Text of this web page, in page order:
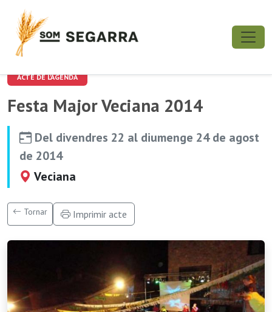
ACTE DE L'AGENDA
Festa Major Veciana 2014
Del divendres 22 al diumenge 24 de agost
de 2014
Veciana
Tornar Imprimir acte